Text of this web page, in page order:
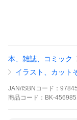
本、雑誌、コミック
イラスト、カット
JAN/ISBNコード：
商品 コード： BK-